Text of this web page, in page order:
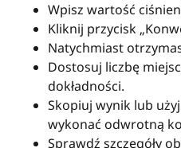
Wpisz wartość
Kliknij przycisk
Natychmiast
Dostosuj liczbę
dokładności.
Skopiuj wynik lub
wykonać odwrotną
Sprawdź szczegóły